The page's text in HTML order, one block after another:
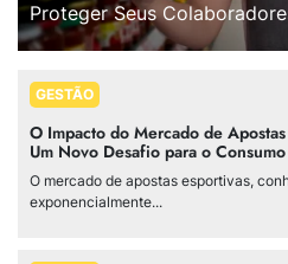
Proteger Seus
GESTÃO
O Impacto do Mercado de
Um Novo Desafio para o Consumo
O mercado de apostas esportivas,
exponencialmente...